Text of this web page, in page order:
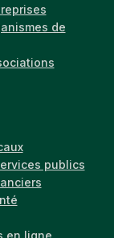
de
publics
en ligne